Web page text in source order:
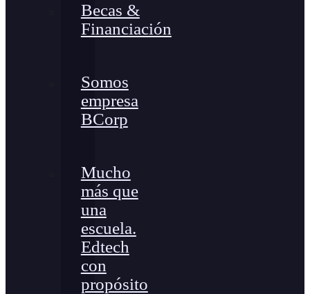
Becas &
Financiación
Somos
empresa
BCorp
Mucho
más que
una
escuela.
Edtech
con
propósito